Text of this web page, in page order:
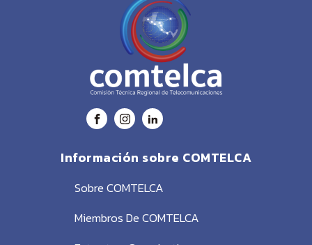
Información sobre COMTELCA
Sobre COMTELCA
Miembros De COMTELCA